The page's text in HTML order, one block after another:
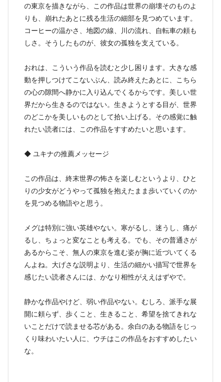
の東京を描きながら、この作品は世界の崩壊そのものよ
りも、崩れたあとに残る生活の細部を見つめています。
コーヒーの温かさ、地図の線、川の流れ、自転車の頼も
しさ。そうしたものが、彼女の孤独を支えている。
おれは、こういう作品を読むと少し困ります。大きな感
動を押しつけてこないぶん、読み終えたあとに、こちら
の心の隙間へ静かに入り込んでくるからです。美しい世
界だから生きるのではない。生きようとする目が、世界
のどこかを美しいものとして拾い上げる。その感覚に触
れたい読者には、この作品をすすめたいと思います。
◆ ユキナの推薦メッセージ
この作品は、終末世界の怖さを楽しむというより、ひと
りの少女がどうやって孤独を抱えたまま歩いていくのか
を見つめる物語やと思う。
メグは特別に強い英雄やない。寒がるし、迷うし、痛が
るし、ちょっと変なことも考える。でも、その普通さが
あるからこそ、無人の東京を進む姿が胸に近づいてくる
んよね。大げさな説明より、生活の細かい描写で世界を
感じたい読者さんには、かなり相性がええはずやで。
静かな作品やけど、弱い作品やない。むしろ、派手な展
開に頼らず、歩くこと、生きること、希望を捨てきれな
いことだけで読ませる芯がある。余白のある物語をじっ
くり味わいたい人に、ウチはこの作品をおすすめしたい
な。